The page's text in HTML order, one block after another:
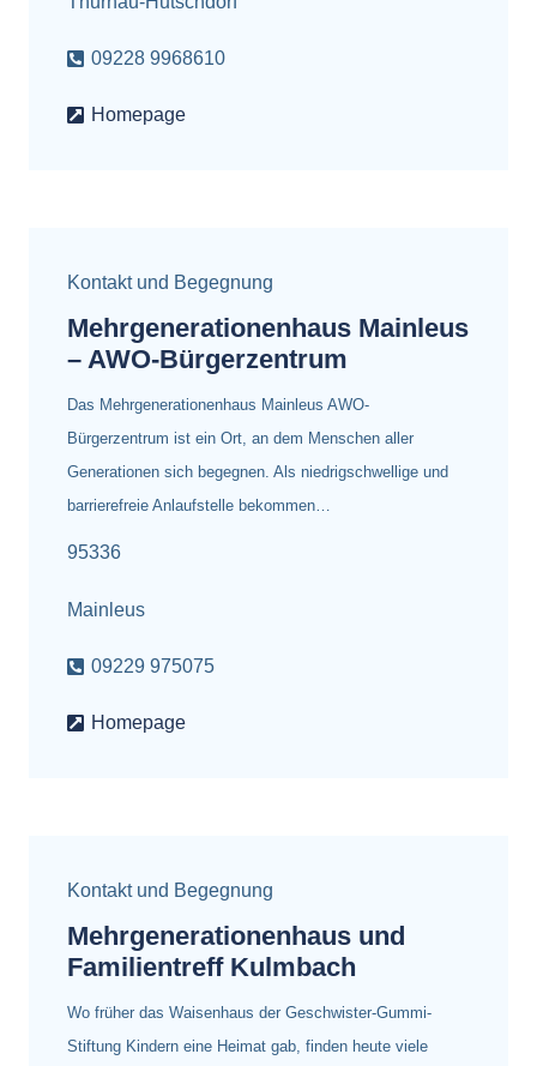
09228 9968610
Homepage
Kontakt und Begegnung
Mehrgenerationenhaus Mainleus
– AWO-Bürgerzentrum
Das Mehrgenerationenhaus Mainleus AWO-
Bürgerzentrum ist ein Ort, an dem Menschen aller
Generationen sich begegnen. Als niedrigschwellige und
barrierefreie Anlaufstelle bekommen…
95336
Mainleus
09229 975075
Homepage
Kontakt und Begegnung
Mehrgenerationenhaus und
Familientreff Kulmbach
Wo früher das Waisenhaus der Geschwister-Gummi-
Stiftung Kindern eine Heimat gab, finden heute viele